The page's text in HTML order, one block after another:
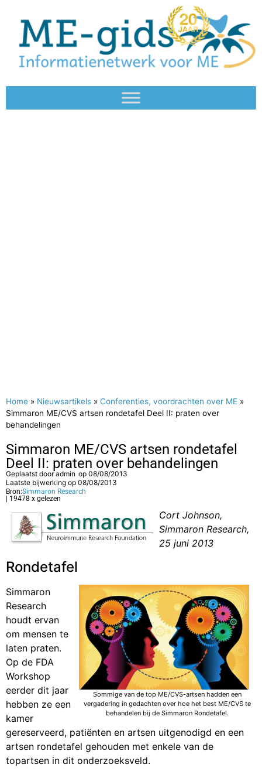
Home » Nieuwsartikels » Conferenties, voordrachten over ME »
Simmaron ME/CVS artsen rondetafel Deel II: praten over
behandelingen
Simmaron ME/CVS artsen rondetafel
Deel II: praten over behandelingen
Geplaatst dooradmin op 08/08/2013
Laatste bijwerking op 08/08/2013
Bron:Simmaron Research
| 19478 x gelezen
Cort Johnson,
Simmaron Research,
25 juni 2013
Rondetafel
Sommige van de top ME/CVS-artsen hadden een
vergadering in gedachten over hoe het best ME/CVS te
behandelen bij de Simmaron Rondetafel.
Simmaron
Research
houdt ervan
om mensen te
laten praten.
Op de FDA
Workshop
eerder dit jaar
hebben ze een
kamer
gereserveerd, patiënten en artsen uitgenodigd en een
artsen rondetafel gehouden met enkele van de
topartsen in dit onderzoeksveld.